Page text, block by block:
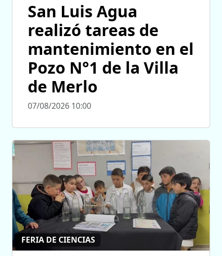
San Luis Agua
realizó tareas de
mantenimiento en el
Pozo N°1 de la Villa
de Merlo
07/08/2026 10:00
FERIA DE CIENCIAS